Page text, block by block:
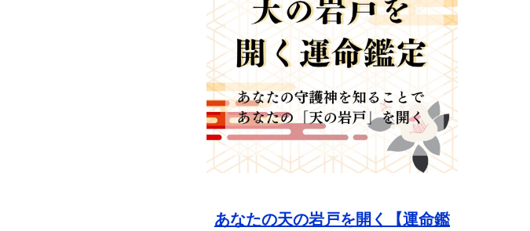
あなたの天の岩戸を開く【運命鑑